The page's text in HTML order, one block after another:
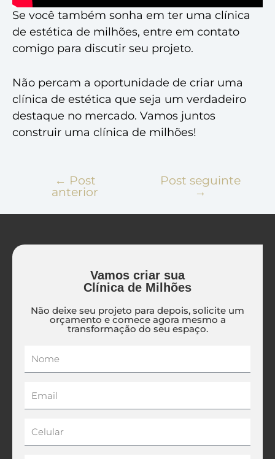
Se você também sonha em ter uma clínica
de estética de milhões, entre em contato
comigo para discutir seu projeto.
Não percam a oportunidade de criar uma
clínica de estética que seja um verdadeiro
destaque no mercado. Vamos juntos
construir uma clínica de milhões!
← Post
anterior
Post seguinte
→
Vamos criar sua
Clínica de Milhões
Não deixe seu projeto para depois, solicite um
orçamento e comece agora mesmo a
transformação do seu espaço.